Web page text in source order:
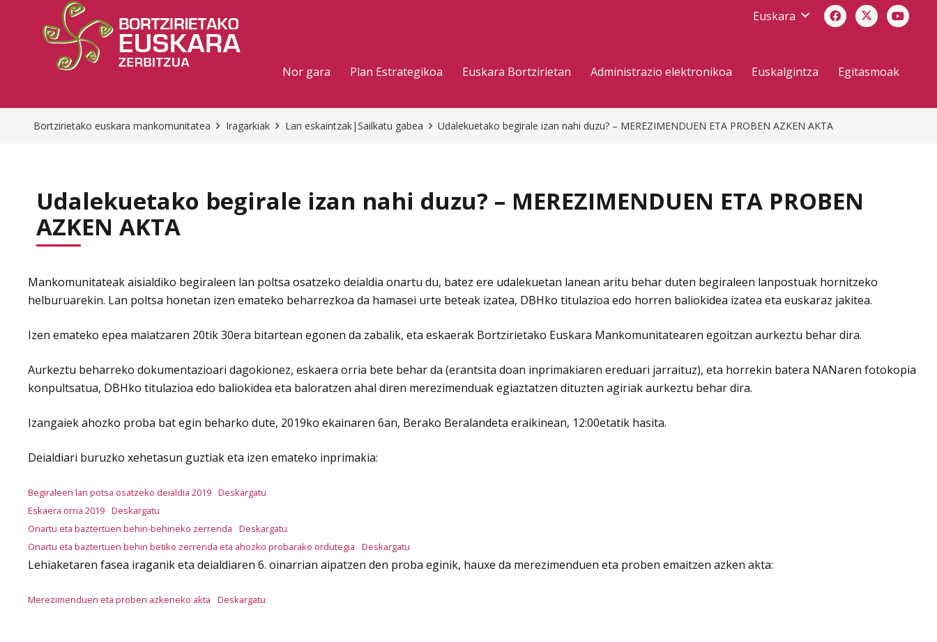
Euskara
Nor gara Plan Estrategikoa Euskara Bortzirietan Administrazio elektronikoa Euskalgintza Egitasmoak
Bortzirietako euskara mankomunitatea Iragarkiak Lan eskaintzak|Sailkatu gabea Udalekuetako begirale izan nahi duzu? – MEREZIMENDUEN ETA PROBEN AZKEN AKTA
Udalekuetako begirale izan nahi duzu? – MEREZIMENDUEN ETA PROBEN
AZKEN AKTA
Mankomunitateak aisialdiko begiraleen lan poltsa osatzeko deialdia onartu du, batez ere udalekuetan lanean aritu behar duten begiraleen lanpostuak hornitzeko
helburuarekin. Lan poltsa honetan izen emateko beharrezkoa da hamasei urte beteak izatea, DBHko titulazioa edo horren baliokidea izatea eta euskaraz jakitea.
Izen emateko epea maiatzaren 20tik 30era bitartean egonen da zabalik, eta eskaerak Bortzirietako Euskara Mankomunitatearen egoitzan aurkeztu behar dira.
Aurkeztu beharreko dokumentazioari dagokionez, eskaera orria bete behar da (erantsita doan inprimakiaren ereduari jarraituz), eta horrekin batera NANaren fotokopia
konpultsatua, DBHko titulazioa edo baliokidea eta baloratzen ahal diren merezimenduak egiaztatzen dituzten agiriak aurkeztu behar dira.
Izangaiek ahozko proba bat egin beharko dute, 2019ko ekainaren 6an, Berako Beralandeta eraikinean, 12:00etatik hasita.
Deialdiari buruzko xehetasun guztiak eta izen emateko inprimakia:
Begiraleen lan potsa osatzeko deialdia 2019 Deskargatu
Eskaera orria 2019 Deskargatu
Onartu eta baztertuen behin-behineko zerrenda
Deskargatu
Onartu eta baztertuen behin betiko zerrenda eta ahozko probarako ordutegia
Deskargatu
Lehiaketaren fasea iraganik eta deialdiaren 6. oinarrian aipatzen den proba eginik, hauxe da merezimenduen eta proben emaitzen azken akta:
Merezimenduen eta proben azkeneko akta Deskargatu